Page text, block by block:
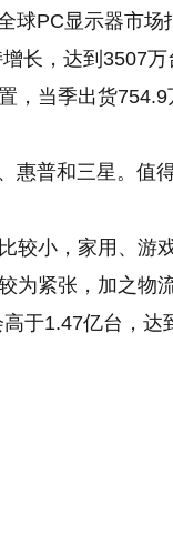
球PC显示器市
长，达到3507万
，当季出货
惠普和三星。值
较小，家用、游
为紧张，加之物
于1.47亿台，